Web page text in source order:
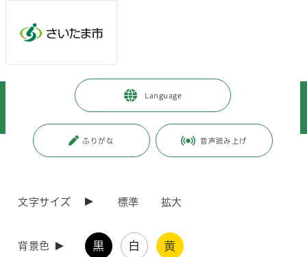
Language
ふりがな 音声読み上げ
文字サイズ 標準 拡大
背景色 黒 白 黄
観光・スポーツ・文化 > 文化・芸術
さいたま市の取り組み
ページ番号：J007363
伝統の世界に飛び込んで－若手盆栽師インタビュー
vol.3｜盆栽清香園 一色 翔太さん